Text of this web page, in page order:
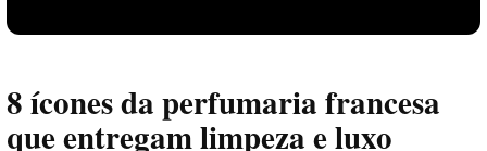
8 ícones da perfumaria francesa
que entregam limpeza e luxo